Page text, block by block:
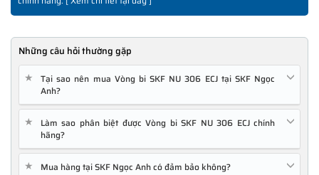
Những câu hỏi thường gặp
★
Tại sao nên mua Vòng bi SKF NU 306 ECJ tại SKF Ngọc
Anh?
★
Làm sao phân biệt được Vòng bi SKF NU 306 ECJ chính
hãng?
★ Mua hàng tại SKF Ngọc Anh có đảm bảo không?